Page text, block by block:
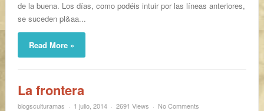
de la buena. Los días, como podéis intuir por las líneas anteriores,
se suceden pl&aa...
Read More »
La frontera
blogsculturamas 1 julio, 2014 2691 Views No Comments